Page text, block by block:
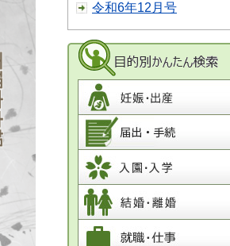
令和6年12月号